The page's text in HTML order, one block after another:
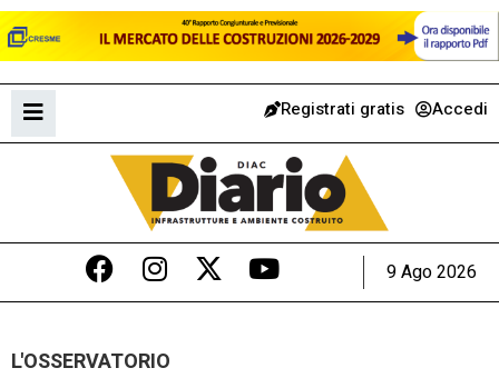
Registrati gratis Accedi
9 Ago 2026
L'OSSERVATORIO